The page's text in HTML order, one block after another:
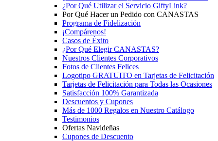
¿Por Qué Utilizar el Servicio GiftyLink?
Por Qué Hacer un Pedido con CANASTAS
Programa de Fidelización
¡Compárenos!
Casos de Éxito
¿Por Qué Elegir CANASTAS?
Nuestros Clientes Corporativos
Fotos de Clientes Felices
Logotipo GRATUITO en Tarjetas de Felicitación
Tarjetas de Felicitación para Todas las Ocasiones
Satisfacción 100% Garantizada
Descuentos y Cupones
Más de 1000 Regalos en Nuestro Catálogo
Testimonios
Ofertas Navideñas
Cupones de Descuento